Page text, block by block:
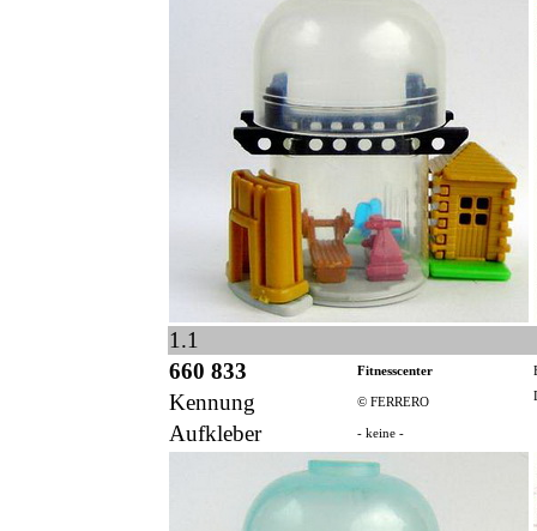
1.1
660 833
Fitnesscenter
Kennung © FERRERO
Aufkleber - keine -